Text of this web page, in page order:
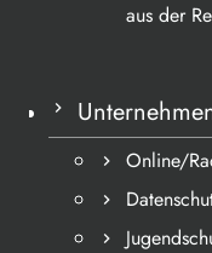
aus der
Online/